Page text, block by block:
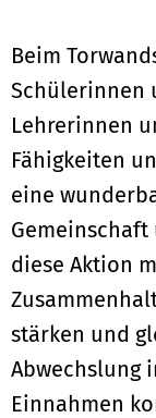
Beim
Schülerinnen
Lehrerinnen
Fähigkeiten
eine
Gemeinschaft
diese Aktion
stärken und
Abwechslung
Einnahmen